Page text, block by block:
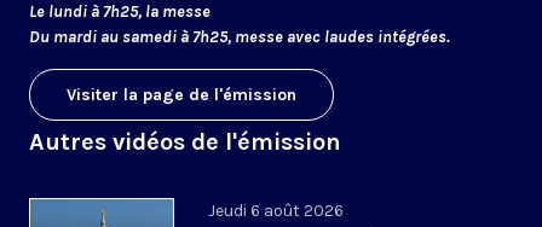
Le lundi à 7h25, la messe
Du mardi au samedi à 7h25, messe avec laudes intégrées.
Visiter la page de l'émission
Autres vidéos de l'émission
Jeudi 6 août 2026